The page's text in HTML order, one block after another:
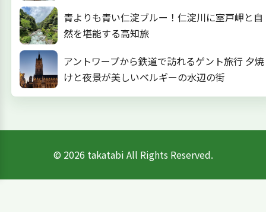
青よりも青い仁淀ブルー！仁淀川に室戸岬と自
然を堪能する高知旅
アントワープから鉄道で訪れるゲント旅行 夕焼
けと夜景が美しいベルギーの水辺の街
© 2026 takatabi All Rights Reserved.